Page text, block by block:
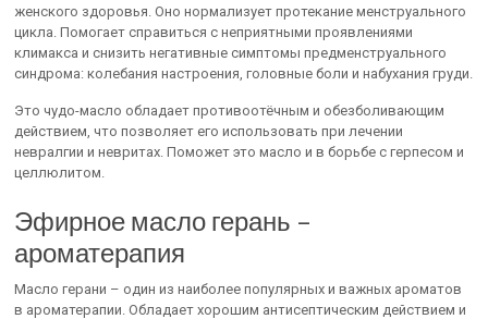
женского здоровья. Оно нормализует протекание менструального
цикла. Помогает справиться с неприятными проявлениями
климакса и снизить негативные симптомы предменструального
синдрома: колебания настроения, головные боли и набухания груди.
Это чудо-масло обладает противоотёчным и обезболивающим
действием, что позволяет его использовать при лечении
невралгии и невритах. Поможет это масло и в борьбе с герпесом и
целлюлитом.
Эфирное масло герань –
ароматерапия
Масло герани – один из наиболее популярных и важных ароматов
в ароматерапии. Обладает хорошим антисептическим действием и